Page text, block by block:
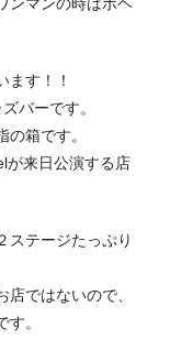
ます！！
バーです。
箱です。
が来日公演する店
ステージたっぷり
ではないので、
。